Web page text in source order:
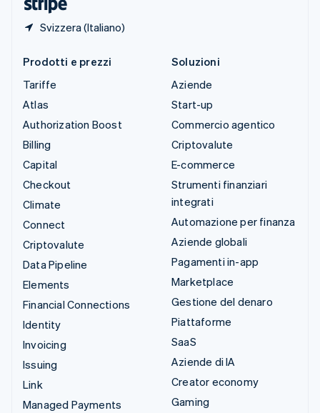
Svizzera (Italiano)
Prodotti e prezzi
Tariffe
Atlas
Authorization Boost
Billing
Capital
Checkout
Climate
Connect
Criptovalute
Data Pipeline
Elements
Financial Connections
Identity
Invoicing
Issuing
Link
Managed Payments
Soluzioni
Aziende
Start-up
Commercio agentico
Criptovalute
E-commerce
Strumenti finanziari
integrati
Automazione per finanza
Aziende globali
Pagamenti in-app
Marketplace
Gestione del denaro
Piattaforme
SaaS
Aziende di IA
Creator economy
Gaming